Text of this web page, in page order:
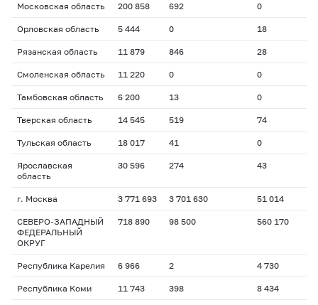
Московская область 200 858 692 0
Орловская область 5 444 0 18
Рязанская область 11 879 846 28
Смоленская область 11 220 0 0
Тамбовская область 6 200 13 0
Тверская область 14 545 519 74
Тульская область 18 017 41 0
Ярославская
область
30 596 274 43
г. Москва 3 771 693 3 701 630 51 014
СЕВЕРО-ЗАПАДНЫЙ
ФЕДЕРАЛЬНЫЙ
ОКРУГ
718 890 98 500 560 170
Республика Карелия 6 966 2 4 730
Республика Коми 11 743 398 8 434